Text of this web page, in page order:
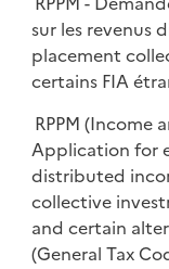
sur les revenus
placement
certains FIA
RPPM (Income
Application for
distributed
collective
and certain
(General Tax